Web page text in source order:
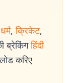
धर्म, क्रिकेट,
ब्रेकिंग हिंदी
करिए